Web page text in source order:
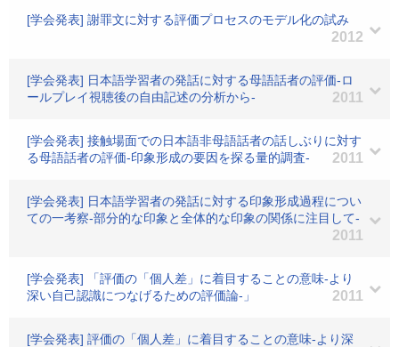
[学会発表] 謝罪文に対する評価プロセスのモデル化の試み
2012
[学会発表] 日本語学習者の発話に対する母語話者の評価-ロ
ールプレイ視聴後の自由記述の分析から-
2011
[学会発表] 接触場面での日本語非母語話者の話しぶりに対す
る母語話者の評価-印象形成の要因を探る量的調査-
2011
[学会発表] 日本語学習者の発話に対する印象形成過程につい
ての一考察-部分的な印象と全体的な印象の関係に注目して-
2011
[学会発表] 「評価の「個人差」に着目することの意味-より
深い自己認識につなげるための評価論-」
2011
[学会発表] 評価の「個人差」に着目することの意味-より深